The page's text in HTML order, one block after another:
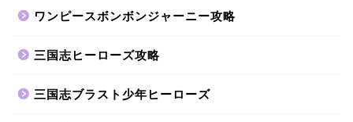
ワンピースボンボンジャーニー攻略
三国志ヒーローズ攻略
三国志ブラスト少年ヒーローズ